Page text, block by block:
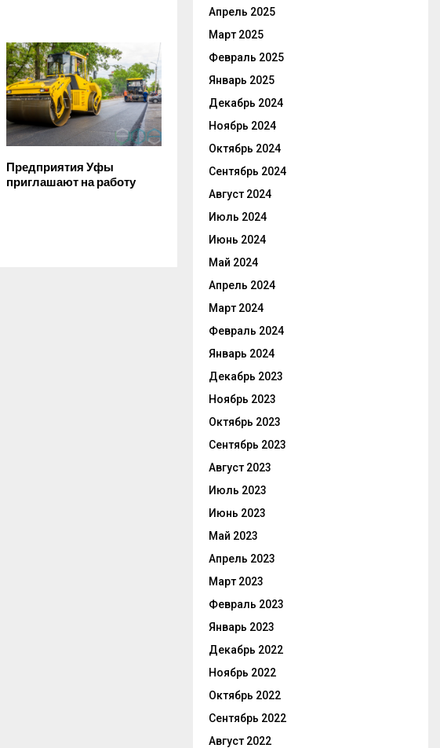
Предприятия Уфы
приглашают на работу
Апрель 2025
Март 2025
Февраль 2025
Январь 2025
Декабрь 2024
Ноябрь 2024
Октябрь 2024
Сентябрь 2024
Август 2024
Июль 2024
Июнь 2024
Май 2024
Апрель 2024
Март 2024
Февраль 2024
Январь 2024
Декабрь 2023
Ноябрь 2023
Октябрь 2023
Сентябрь 2023
Август 2023
Июль 2023
Июнь 2023
Май 2023
Апрель 2023
Март 2023
Февраль 2023
Январь 2023
Декабрь 2022
Ноябрь 2022
Октябрь 2022
Сентябрь 2022
Август 2022